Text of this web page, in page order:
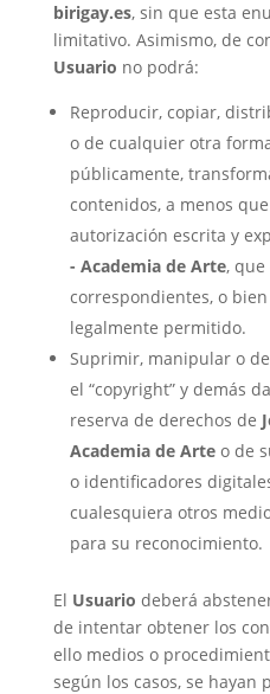
birigay.es, sin que esta
limitativo. Asimismo, de
Usuario no podrá:
Reproducir, copiar,
o de cualquier otra
públicamente,
contenidos, a menos
autorización escrita y
- Academia de Arte,
correspondientes, o
legalmente permitido.
Suprimir, manipular o
el “copyright” y demás
reserva de derechos de
Academia de Arteo de
o identificadores
cualesquiera otros
para su reconocimiento.
El Usuario deberá
de intentar obtener los
ello medios o
según los casos, se hayan